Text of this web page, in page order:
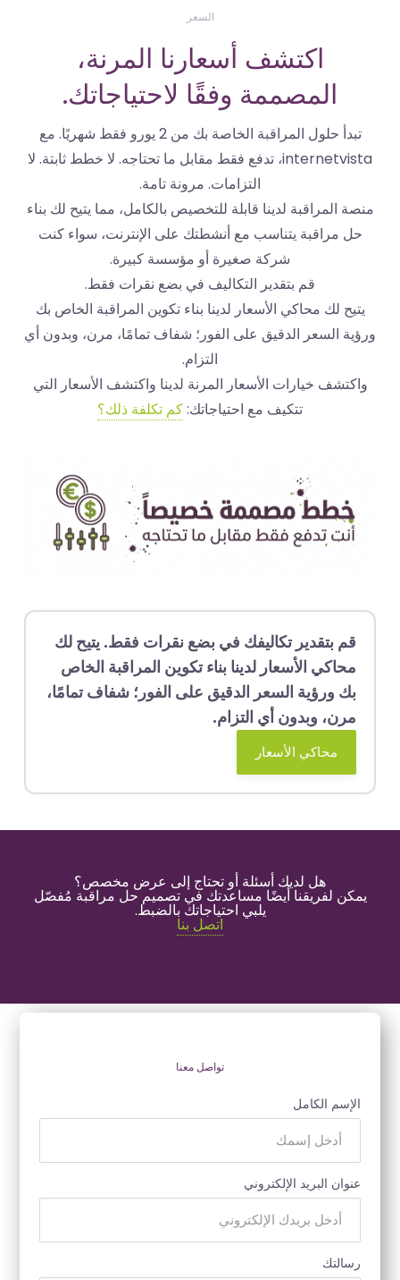
اكتشف أسعارنا المرنة،
المصممة وفقًا لاحتياجاتك.
تبدأ حلول المراقبة الخاصة بك من 2 يورو فقط شهريًا. مع
internetvista، تدفع فقط مقابل ما تحتاجه. لا خطط ثابتة. لا
التزامات. مرونة تامة.
المراقبة لدينا قابلة للتخصيص بالكامل، مما يتيح لك بناء
مراقبة يتناسب مع أنشطتك على الإنترنت، سواء كنت
شركة صغيرة أو مؤسسة كبيرة.
قم بتقدير التكاليف في بضع نقرات فقط.
لك محاكي الأسعار لدينا بناء تكوين المراقبة الخاص بك
السعر الدقيق على الفور؛ شفاف تمامًا، مرن، وبدون أي
خيارات الأسعار المرنة لدينا واكتشف الأسعار التي
تتكيف مع احتياجاتك:كم تكلفة ذلك؟
بتقدير تكاليفك في بضع نقرات فقط. يتيح لك
الأسعار لدينا بناء تكوين المراقبة الخاص
ورؤية السعر الدقيق على الفور؛ شفاف تمامًا،
وبدون أي التزام.
محاكي الأسعار
هل لديك أسئلة أو تحتاج إلى عرض مخصص؟
لفريقنا أيضًا مساعدتك في تصميم حل مراقبة مُفصّل
يلبي احتياجاتك بالضبط.
اتصل بنا
تواصل معنا
الكامل
البريد الإلكتروني